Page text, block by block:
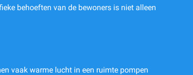
behoeften van de bewoners is niet alleen
vaak warme lucht in een ruimte pompen